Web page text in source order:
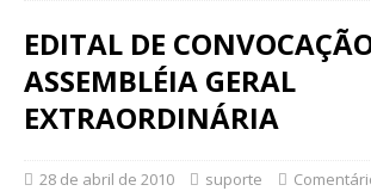
EDITAL DE
ASSEMBLÉIA GERAL
EXTRAORDINÁRIA
28 de abril de 2010 suporte